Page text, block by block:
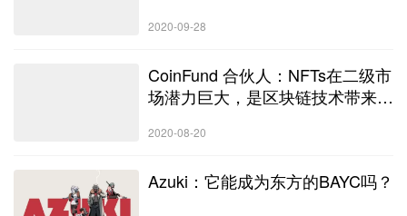
2020-09-28
CoinFund 合伙人：NFTs在二级市
场潜力巨大，是区块链技术带来的
2020-08-20
Azuki：它能成为东方的BAYC吗？